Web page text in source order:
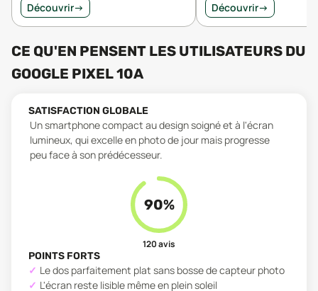
Découvrir→
Découvrir→
CE QU'EN PENSENT LES UTILISATEURS DU
GOOGLE PIXEL 10A
SATISFACTION GLOBALE
Un smartphone compact au design soigné et à l'écran
lumineux, qui excelle en photo de jour mais progresse
peu face à son prédécesseur.
90%
120avis
POINTS FORTS
Le dos parfaitement plat sans bosse de capteur photo
L'écran reste lisible même en plein soleil